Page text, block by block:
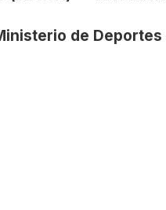
de Deportes